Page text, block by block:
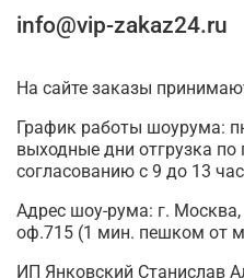
info@vip-zakaz24.ru
На сайте заказы
График работы шоурума:
выходные дни отгрузка по
согласованию с 9 до 13
Адрес шоу-рума: г.
оф.715 (1 мин. пешком от
ИП Янковский Станислав